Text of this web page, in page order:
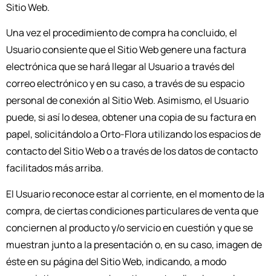
Sitio Web.
Una vez el procedimiento de compra ha concluido, el
Usuario consiente que el Sitio Web genere una factura
electrónica que se hará llegar al Usuario a través del
correo electrónico y en su caso, a través de su espacio
personal de conexión al Sitio Web. Asimismo, el Usuario
puede, si así lo desea, obtener una copia de su factura en
papel, solicitándolo a Orto-Flora utilizando los espacios de
contacto del Sitio Web o a través de los datos de contacto
facilitados más arriba.
El Usuario reconoce estar al corriente, en el momento de la
compra, de ciertas condiciones particulares de venta que
conciernen al producto y/o servicio en cuestión y que se
muestran junto a la presentación o, en su caso, imagen de
éste en su página del Sitio Web, indicando, a modo